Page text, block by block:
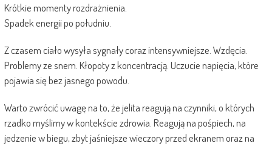
Krótkie momenty rozdrażnienia.
Spadek energii po południu.
Z czasem ciało wysyła sygnały coraz intensywniejsze. Wzdęcia.
Problemy ze snem. Kłopoty z koncentracją. Uczucie napięcia, które
pojawia się bez jasnego powodu.
Warto zwrócić uwagę na to, że jelita reagują na czynniki, o których
rzadko myślimy w kontekście zdrowia. Reagują na pośpiech, na
jedzenie w biegu, zbyt jaśniejsze wieczory przed ekranem oraz na